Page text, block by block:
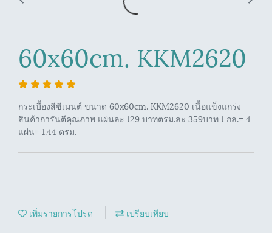
60x60cm. KKM2620
กระเบื้องสีซีเมนต์ ขนาด 60x60cm. KKM2620 เนื้อแข็งแกร่ง
สินค้าการันตีคุณภาพ แผ่นละ 129 บาทตรม.ละ 359บาท 1 กล.= 4
แผ่น= 1.44 ตรม.
เพิ่มรายการโปรด เปรียบเทียบ